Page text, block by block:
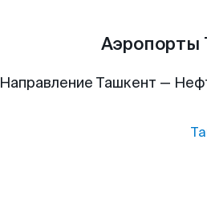
Направление Ташкент —